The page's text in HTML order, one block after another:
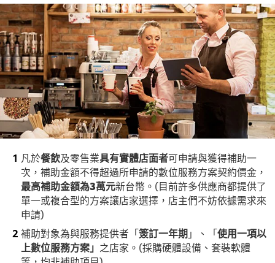
凡於餐飲及零售業具有實體店面者可申請與獲得補助一
次，補助金額不得超過所申請的數位服務方案契約價金，
最高補助金額為3萬元新台幣。(目前許多供應商都提供了
單一或複合型的方案讓店家選擇，店主們不妨依據需求來
申請)
補助對象為與服務提供者「簽訂一年期」、「使用一項以
上數位服務方案」 之店家。(採購硬體設備、套裝軟體